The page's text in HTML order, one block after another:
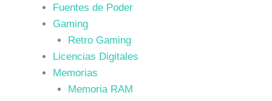
Fuentes de Poder
Gaming
Retro Gaming
Licencias Digitales
Memorias
Memoria RAM